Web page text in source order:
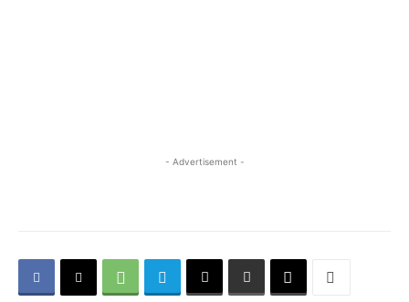
- Advertisement -